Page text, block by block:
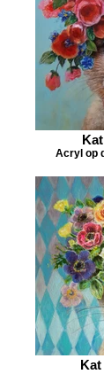
Acryl op